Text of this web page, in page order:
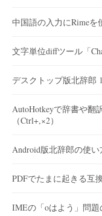
中国語の入力にRimeを
文字単位diffツール「
デスクトップ版北辞郎
AutoHotkeyで辞書や翻
（Ctrl+,×2）
Android版北辞郎の使い
PDFでたまに起きる互
IMEの「oはよう」問